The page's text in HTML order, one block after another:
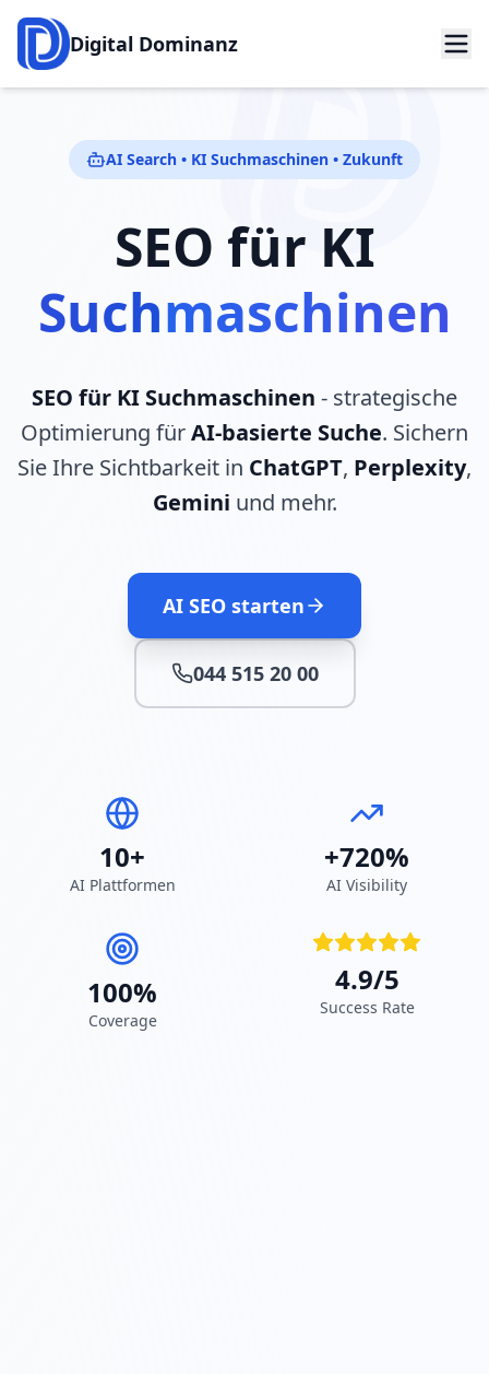
Digital Dominanz
AI Search • KI Suchmaschinen • Zukunft
SEO für KI
Suchmaschinen
SEO für KI Suchmaschinen - strategische
Optimierung fürAI-basierte Suche. Sichern
Sie Ihre Sichtbarkeit in ChatGPT, Perplexity,
Gemini und mehr.
AI SEO starten
044 515 20 00
10+
AI Plattformen
+720%
AI Visibility
100%
Coverage
4.9/5
Success Rate